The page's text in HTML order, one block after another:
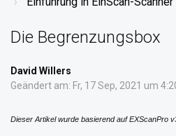
Die Begrenzungsbox
David Willers
Geändert am: Fr, 17 Sep, 2021 um
Dieser Artikel wurde basierend auf EXScanPro